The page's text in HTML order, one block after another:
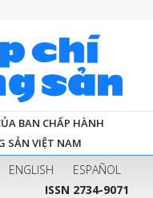
BAN CHẤP HÀNH
SẢN VIỆT NAM
ENGLISH
ESPAÑOL
ISSN 2734-9071